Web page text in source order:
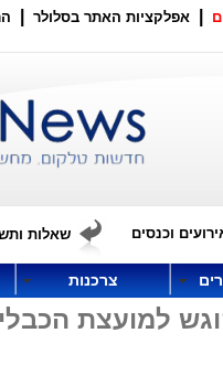
אפלקציות האתר בסלולר
וכנסים שאלות
צרכנות
למועצת